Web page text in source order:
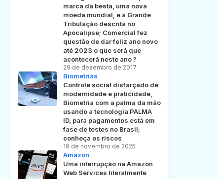
marca da besta, uma nova
moeda mundial, e a Grande
Tribulação descrita no
Apocalipse; Comercial fez
questão de dar feliz ano novo
até 2023 o que será que
acontecerá neste ano ?
29 de dezembro de 2017
Biometrias
Controle social disfarçado de
modernidade e praticidade,
Biometria com a palma da mão
usando a tecnologia PALMA
ID, para pagamentos está em
fase de testes no Brasil;
conheça os riscos
19 de novembro de 2025
Amazon
Uma interrupção na Amazon
Web Services literalmente